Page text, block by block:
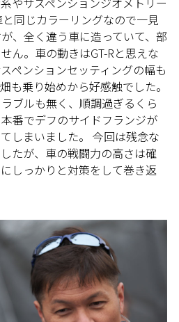
同じカラーリングなので一見
、全く違う車に造っていて、部
ん。車の動きはGT-Rと思えな
ペンションセッティングの幅も
も乗り始めから好感触でした。
ブルも無く、順調過ぎるくら
番でデフのサイドフランジが
しまいました。 今回は残念な
たが、車の戦闘力の高さは確
しっかりと対策をして巻き返